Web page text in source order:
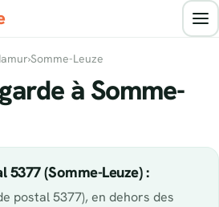
›Somme-Leuze
à Somme-
5377 (Somme-Leuze) :
postal 5377), en dehors des